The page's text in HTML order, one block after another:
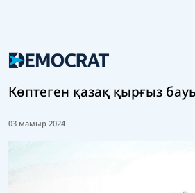
Көптеген қазақ қырғыз
03 мамыр 2024